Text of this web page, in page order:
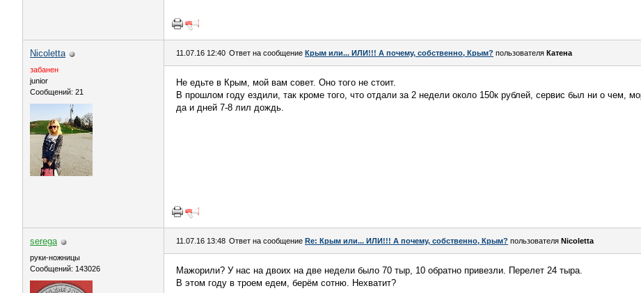
Nicoletta
забанен
junior
Сообщений: 21
11.07.16 12:40 Ответ на сообщение Крым или... ИЛИ!!! А почему, собственно, Крым? пользователя Катена
Не едьте в Крым, мой вам совет. Оно того не стоит.
В прошлом году ездили, так кроме того, что отдали за 2 недели около 150к рублей, сервис был ни о чем,
да и дней 7-8 лил дождь.
serega
руки-ножницы
Сообщений: 143026
11.07.16 13:48 Ответ на сообщение Re: Крым или... ИЛИ!!! А почему, собственно, Крым? пользователя Nicoletta
Мажорили? У нас на двоих на две недели было 70 тыр, 10 обратно привезли. Перелет 24 тыра.
В этом году в троем едем, берём сотню. Нехватит?